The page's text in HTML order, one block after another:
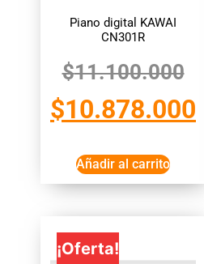
Piano digital KAWAI
CN301R
$11.100.000
$10.878.000
Añadir al carrito
¡Oferta!